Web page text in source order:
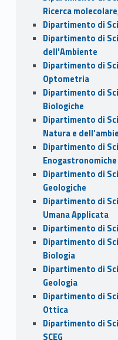
Ricerca
Dipartimento di
Dipartimento di
dell'Ambiente
Dipartimento di
Optometria
Dipartimento di
Biologiche
Dipartimento di
Natura e
Dipartimento di
Enogastronomiche
Dipartimento di
Geologiche
Dipartimento di
Umana Applicata
Dipartimento di
Dipartimento di
Biologia
Dipartimento di
Geologia
Dipartimento di
Ottica
Dipartimento di
SCEG